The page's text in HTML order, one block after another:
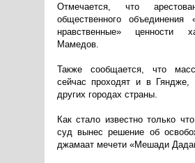
Отмечается, что
общественного объединения
нравственные» ценности
Мамедов.
Также сообщается, что
сейчас проходят и в Гяндже,
других городах страны.
Как стало известно только
суд вынес решение об
джамаат мечети «Мешади